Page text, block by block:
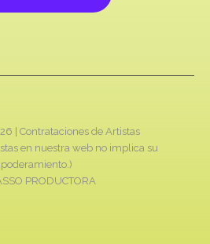
| Contrataciones de Artistas
en nuestra web no implica su
PRODUCTORA